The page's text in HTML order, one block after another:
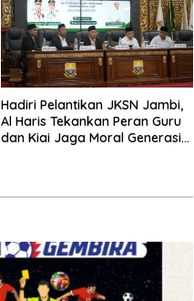
Hadiri Pelantikan JKSN Jambi,
Al Haris Tekankan Peran Guru
dan Kiai Jaga Moral Generasi